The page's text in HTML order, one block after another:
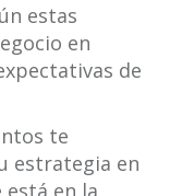
estas
en
de
te
estrategia en